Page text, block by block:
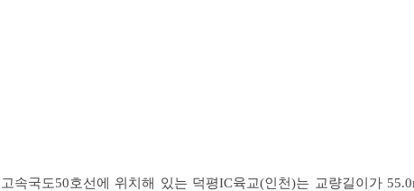
고속국도50호선에 위치해 있는 덕평IC육교(인천)는 교량길이가